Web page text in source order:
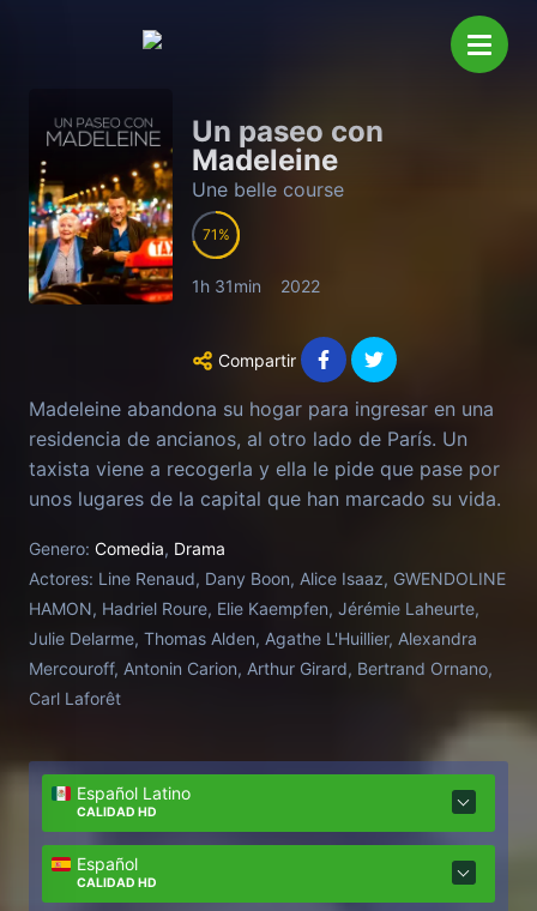
Un paseo con
Madeleine
Une belle course
71
1h 31min 2022
Compartir
Madeleine abandona su hogar para ingresar en una
residencia de ancianos, al otro lado de París. Un
taxista viene a recogerla y ella le pide que pase por
unos lugares de la capital que han marcado su vida.
Genero: Comedia, Drama
Actores: Line Renaud, Dany Boon, Alice Isaaz, GWENDOLINE
HAMON, Hadriel Roure, Elie Kaempfen, Jérémie Laheurte,
Julie Delarme, Thomas Alden, Agathe L'Huillier, Alexandra
Mercouroff, Antonin Carion, Arthur Girard, Bertrand Ornano,
Carl Laforêt
Español Latino
CALIDAD HD
Español
CALIDAD HD